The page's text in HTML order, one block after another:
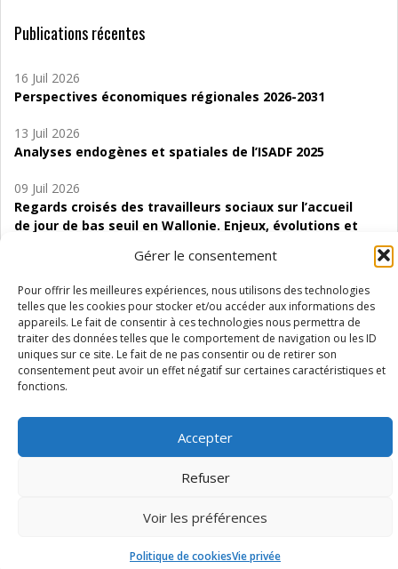
Gérer le consentement
Pour offrir les meilleures expériences, nous utilisons des technologies
telles que les cookies pour stocker et/ou accéder aux informations des
appareils. Le fait de consentir à ces technologies nous permettra de
traiter des données telles que le comportement de navigation ou les ID
uniques sur ce site. Le fait de ne pas consentir ou de retirer son
consentement peut avoir un effet négatif sur certaines caractéristiques et
fonctions.
Accepter
Refuser
Voir les préférences
Politique de cookiesVie privée
Publications récentes
16 Juil 2026
Perspectives économiques régionales 2026-2031
13 Juil 2026
Analyses endogènes et spatiales de l’ISADF 2025
09 Juil 2026
Regards croisés des travailleurs sociaux sur l’accueil
de jour de bas seuil en Wallonie. Enjeux, évolutions et
Étude d’évaluabilité des Structures
d’accompagnement à l’autocréation d’emploi (SAACE)
01 Juil 2026
Pénurie du personnel infirmier :quels indicateurs
d’offre de soins pour comprendre la situation en